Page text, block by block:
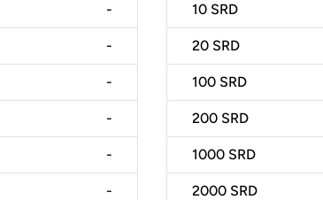
-
-
-
-
-
-
10 SRD
20 SRD
100 SRD
200 SRD
1000 SRD
2000 SRD